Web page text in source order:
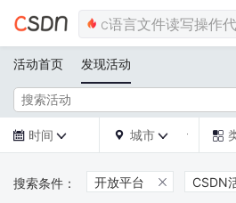
活动首页 发现活动
 时间   城市  
开放平台  CSDN